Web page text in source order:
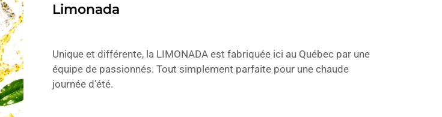
Limonada
Unique et différente, la LIMONADA est fabriquée ici au Québec par une
équipe de passionnés. Tout simplement parfaite pour une chaude
journée d'été.